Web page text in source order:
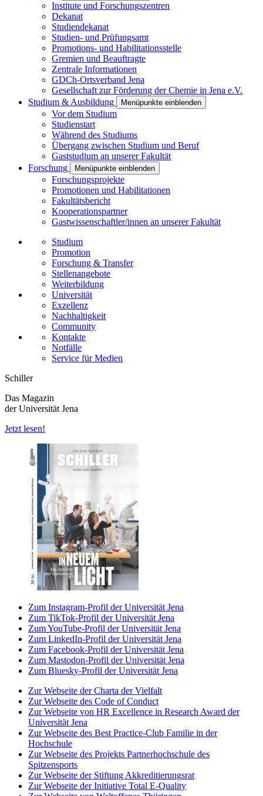
Institute und Forschungszentren
Dekanat
Studiendekanat
Studien- und Prüfungsamt
Promotions- und Habilitationsstelle
Gremien und Beauftragte
Zentrale Informationen
GDCh-Ortsverband Jena
Gesellschaft zur Förderung der Chemie in Jena e.V.
Studium & Ausbildung
Menüpunkte einblenden
Vor dem Studium
Studienstart
Während des Studiums
Übergang zwischen Studium und Beruf
Gaststudium an unserer Fakultät
Forschung
Menüpunkte einblenden
Forschungsprojekte
Promotionen und Habilitationen
Fakultätsbericht
Kooperationspartner
Gastwissenschaftler/innen an unserer Fakultät
Studium
Promotion
Forschung & Transfer
Stellenangebote
Weiterbildung
Universität
Exzellenz
Nachhaltigkeit
Community
Kontakte
Notfälle
Service für Medien
Schiller
Das Magazin
der Universität Jena
Jetzt lesen!
Zum Instagram-Profil der Universität Jena
Zum TikTok-Profil der Universität Jena
Zum YouTube-Profil der Universität Jena
Zum LinkedIn-Profil der Universität Jena
Zum Facebook-Profil der Universität Jena
Zum Mastodon-Profil der Universität Jena
Zum Bluesky-Profil der Universität Jena
Zur Webseite der Charta der Vielfalt
Zur Webseite des Code of Conduct
Zur Webseite von HR Excellence in Research Award der
Universität Jena
Zur Webseite des Best Practice-Club Familie in der
Hochschule
Zur Webseite des Projekts Partnerhochschule des
Spitzensports
Zur Webseite der Stiftung Akkreditierungsrat
Zur Webseite der Initiative Total E-Quality